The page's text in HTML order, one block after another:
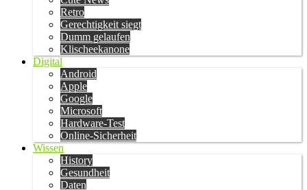
Retro
Gerechtigkeit siegt
Dumm gelaufen
Klischeekanone
Digital
Android
Apple
Google
Microsoft
Hardware-Test
Online-Sicherheit
Wissen
History
Gesundheit
Daten